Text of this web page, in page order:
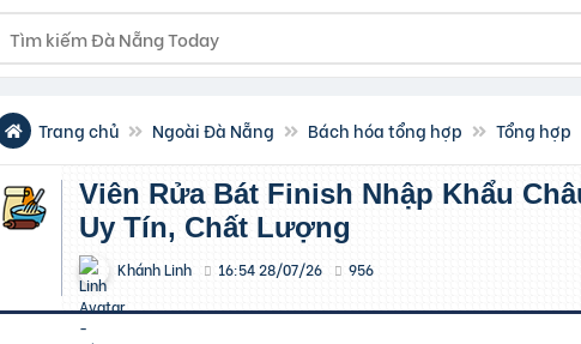
Trang chủ Ngoài Đà Nẵng Bách hóa tổng hợp Tổng hợp
Viên Rửa Bát Finish Nhập Khẩu Châu Âu Chính Hãng,
Uy Tín, Chất Lượng
Khánh Linh 16:54 28/07/26 956